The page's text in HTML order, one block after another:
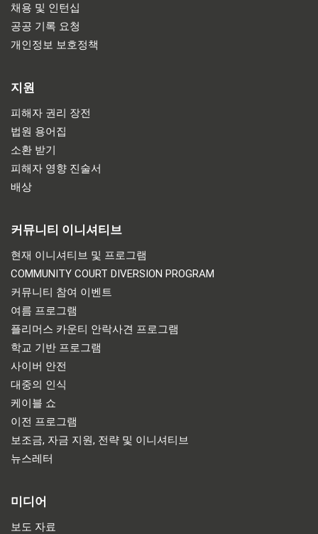
채용 및 인턴십
공공 기록 요청
개인정보 보호정책
지원
피해자 권리 장전
법원 용어집
소환 받기
피해자 영향 진술서
배상
커뮤니티 이니셔티브
현재 이니셔티브 및 프로그램
COMMUNITY COURT DIVERSION PROGRAM
커뮤니티 참여 이벤트
여름 프로그램
플리머스 카운티 안락사견 프로그램
학교 기반 프로그램
사이버 안전
대중의 인식
케이블 쇼
이전 프로그램
보조금, 자금 지원, 전략 및 이니셔티브
뉴스레터
미디어
보도 자료